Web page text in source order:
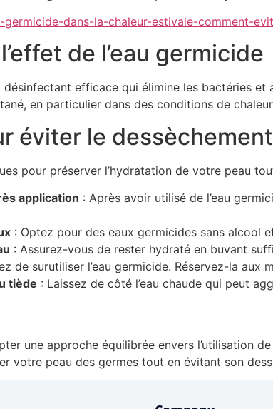
dans-la-chaleur-estivale-comment-
de l’eau germicide
désinfectant efficace qui élimine les bactéries
en particulier dans des conditions de
éviter le dessèchement
pour préserver l’hydratation de votre peau
application : Après avoir utilisé de l’eau
: Optez pour des eaux germicides sans alcool
: Assurez-vous de rester hydraté en buvant
de surutiliser l’eau germicide. Réservez-la aux
tiède : Laissez de côté l’eau chaude qui peut
une approche équilibrée envers l’utilisation
votre peau des germes tout en évitant son